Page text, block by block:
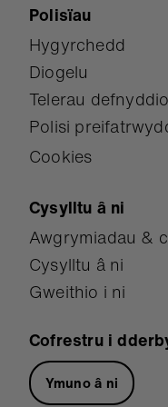
Polisïau
Hygyrchedd
Diogelu
Telerau defnyddio
Polisi
Cookies
Cysylltu â ni
Awgrymiadau &
Cysylltu â ni
Gweithio i ni
Cofrestru i
Ymuno â ni